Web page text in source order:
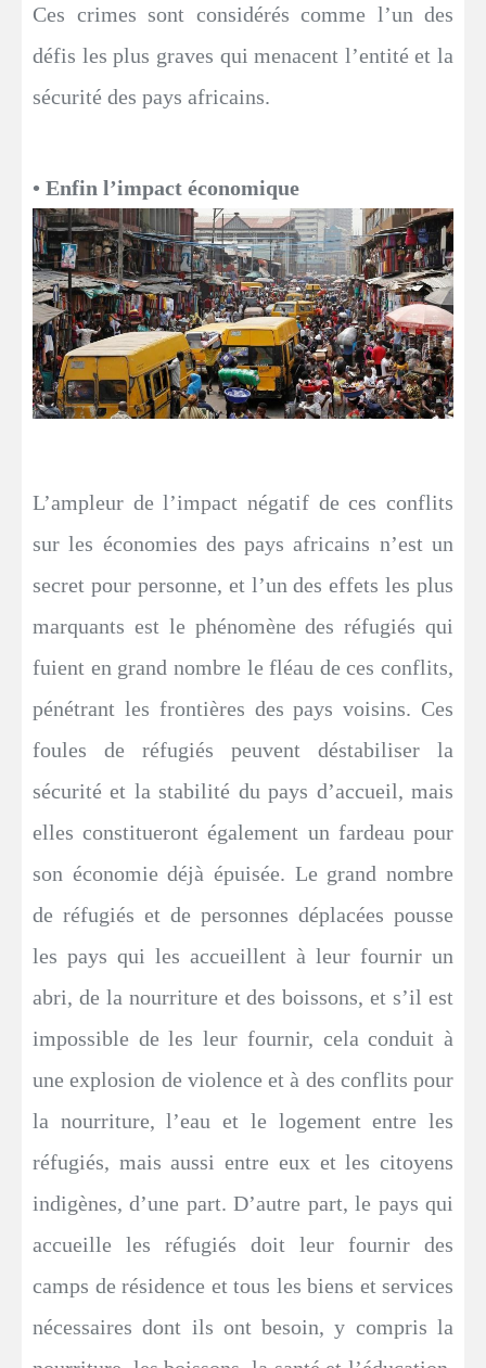
Ces crimes sont considérés comme l’un des
défis les plus graves qui menacent l’entité et la
sécurité des pays africains.
• Enfin l’impact économique
L’ampleur de l’impact négatif de ces conflits
sur les économies des pays africains n’est un
secret pour personne, et l’un des effets les plus
marquants est le phénomène des réfugiés qui
fuient en grand nombre le fléau de ces conflits,
pénétrant les frontières des pays voisins. Ces
foules de réfugiés peuvent déstabiliser la
sécurité et la stabilité du pays d’accueil, mais
elles constitueront également un fardeau pour
son économie déjà épuisée. Le grand nombre
de réfugiés et de personnes déplacées pousse
les pays qui les accueillent à leur fournir un
abri, de la nourriture et des boissons, et s’il est
impossible de les leur fournir, cela conduit à
une explosion de violence et à des conflits pour
la nourriture, l’eau et le logement entre les
réfugiés, mais aussi entre eux et les citoyens
indigènes, d’une part. D’autre part, le pays qui
accueille les réfugiés doit leur fournir des
camps de résidence et tous les biens et services
nécessaires dont ils ont besoin, y compris la